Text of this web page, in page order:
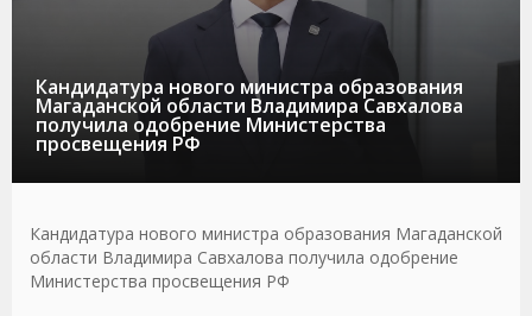
Кандидатура нового министра образования
Магаданской области Владимира Савхалова
получила одобрение Министерства
просвещения РФ
Кандидатура нового министра образования Магаданской
области Владимира Савхалова получила одобрение
Министерства просвещения РФ